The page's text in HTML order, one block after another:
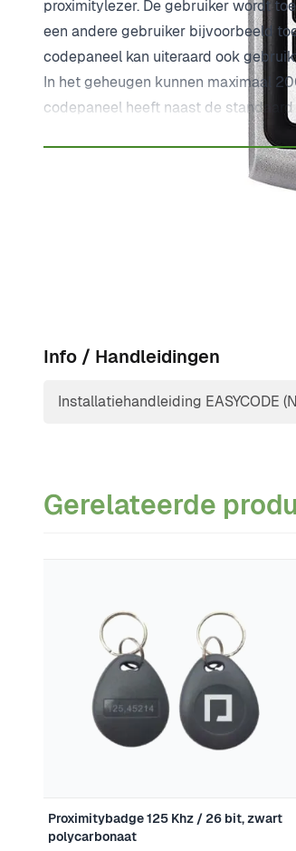
proximitylezer. De gebruiker wordt
een andere gebruiker bijvoorbeeld
codepaneel kan uiteraard ook
In het geheugen kunnen maximaal
codepaneel heeft naast de
het codepaneel zijn voorzien van
Info / Handleidingen
Installatiehandleiding EASYCODE
Gerelateerde
Navigeren door de elementen van
Proximitybadge 125 Khz / 26 bit, zwart
polycarbonaat